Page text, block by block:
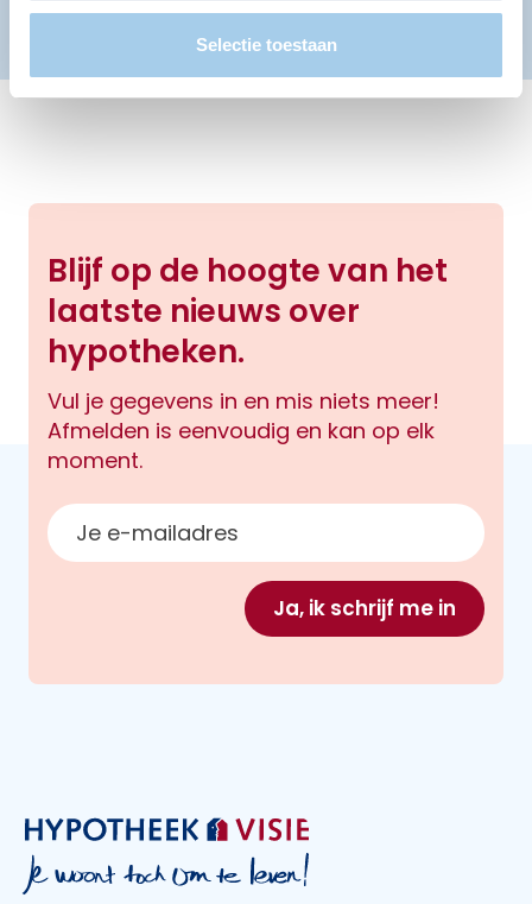
Selectie toestaan
Blijf op de hoogte van het
laatste nieuws over
hypotheken.
Vul je gegevens in en mis niets meer!
Afmelden is eenvoudig en kan op elk
moment.
E-mailadres
Ja, ik schrijf me in